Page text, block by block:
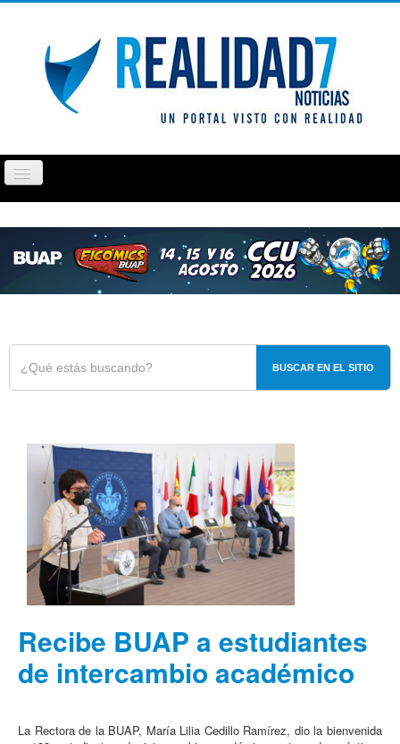
Cambiar
navegación
PUEBLA TLAXCALA OPINIÓN
BUSCAR EN EL SITIO
Recibe BUAP a estudiantes
de intercambio académico
La Rectora de la BUAP, María Lilia Cedillo Ramírez, dio la bienvenida